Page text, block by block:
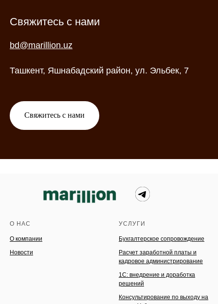
Свяжитесь с нами
bd@marillion.uz
Ташкент, Яшнабадский район, ​​​​​ул. Эльбек, 7
Свяжитесь с нами
О НАС
О компании
Новости
УСЛУГИ
Бухгалтерское сопровождение
Расчет заработной платы и
кадровое администрирование
1C: внедрение и доработка
решений
Консультирование по выходу на